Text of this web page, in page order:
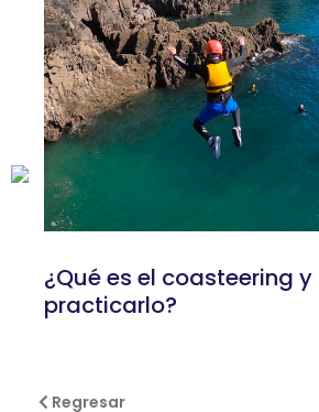
¿Qué es el coasteering
practicarlo?
Regresar